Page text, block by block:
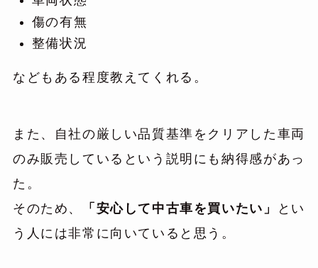
傷の有無
整備状況
などもある程度教えてくれる。
また、自社の厳しい品質基準をクリアした車両
のみ販売しているという説明にも納得感があっ
た。
そのため、
「安心して中古車を買いたい」
とい
う人には非常に向いていると思う。